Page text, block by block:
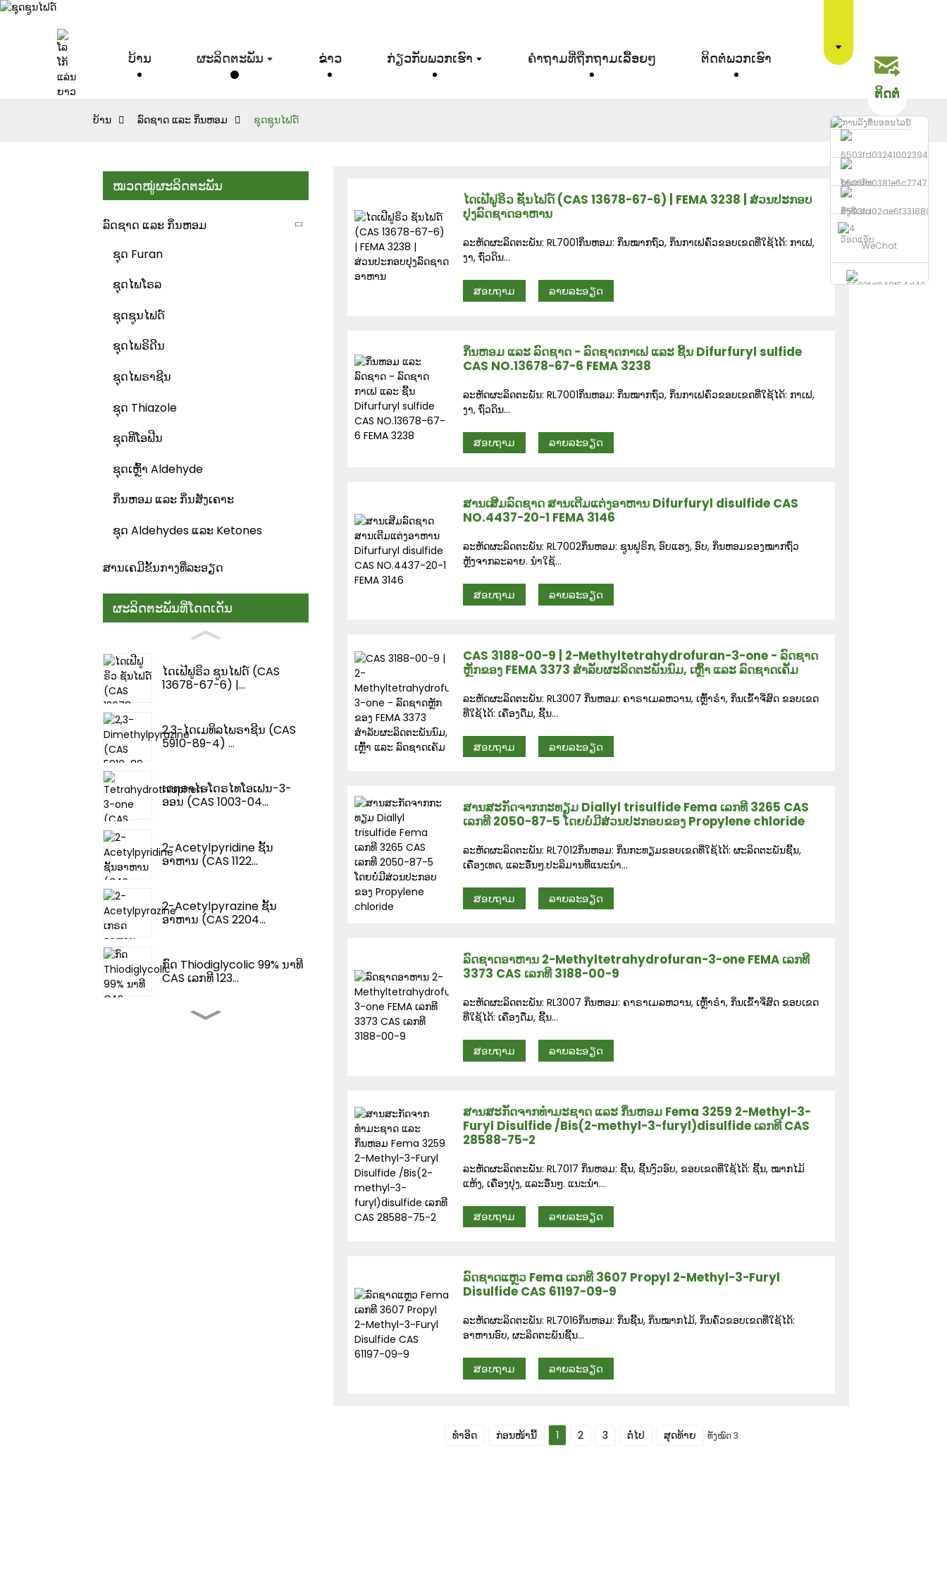
ບ້ານ ຜະລິດຕະພັນ ຂ່າວ ກ່ຽວກັບພວກເຮົາ ຄຳຖາມທີ່ຖືກຖາມເລື້ອຍໆ
ຕິດຕໍ່ພວກເຮົາ
ຕິດຕໍ່
ໂທລະສັບ
ສົ່ງອີເມວ
ວັອດແອັບ
WeChat
ບ້ານ ລົດຊາດ ແລະ ກິ່ນຫອມ ຊຸດຊູນໄຟດ໌
ໝວດໝູ່ຜະລິດຕະພັນ
ລົດຊາດ ແລະ ກິ່ນຫອມ
ຊຸດ Furan
ຊຸດໄພໂຣລ
ຊຸດຊູນໄຟດ໌
ຊຸດໄພຣິດີນ
ຊຸດໄພຣາຊີນ
ຊຸດ Thiazole
ຊຸດທີໂອຟີນ
ຊຸດເຫຼົ້າ Aldehyde
ກິ່ນຫອມ ແລະ ກິ່ນສັງເຄາະ
ຊຸດ Aldehydes ແລະ Ketones
ສານເຄມີຂັ້ນກາງທີ່ລະອຽດ
ຜະລິດຕະພັນທີ່ໂດດເດັ່ນ
ໄດເຟີຟູຣິວ ຊູນໄຟດ໌ (CAS
13678-67-6) |...
2,3-ໄດເມທິລໄພຣາຊີນ (CAS
5910-89-4) ...
ເຕຕຣາໄຮໂດຣໄທໂອເຟນ-3-
ອອນ (CAS 1003-04...
2-Acetylpyridine ຊັ້ນ
ອາຫານ (CAS 1122...
2-Acetylpyrazine ຊັ້ນ
ອາຫານ (CAS 2204...
ກົດ Thiodiglycolic 99% ນາທີ
CAS ເລກທີ 123...
ລົດຊາດ ແລະ ກິ່ນຫອມ -
ໄດເຟີຟູຣິວ ຊັນໄຟດ໌ (CAS 13678-67-6) | FEMA 3238 | ສ່ວນປະກອບ
ປຸງລົດຊາດອາຫານ
ລະຫັດຜະລິດຕະພັນ: RL7001ກິ່ນຫອມ: ກິ່ນໝາກຖົ່ວ, ກິ່ນກາເຟຄົ່ວຂອບເຂດທີ່ໃຊ້ໄດ້: ກາເຟ,
ງາ, ຖົ່ວດິນ...
ສອບຖາມ ລາຍລະອຽດ
ກິ່ນຫອມ ແລະ ລົດຊາດ - ລົດຊາດກາເຟ ແລະ ຊີ້ນ Difurfuryl sulfide
CAS NO.13678-67-6 FEMA 3238
ລະຫັດຜະລິດຕະພັນ: RL7001ກິ່ນຫອມ: ກິ່ນໝາກຖົ່ວ, ກິ່ນກາເຟຄົ່ວຂອບເຂດທີ່ໃຊ້ໄດ້: ກາເຟ,
ງາ, ຖົ່ວດິນ...
ສອບຖາມ ລາຍລະອຽດ
ສານເສີມລົດຊາດ ສານເຕີມແຕ່ງອາຫານ Difurfuryl disulfide CAS
NO.4437-20-1 FEMA 3146
ລະຫັດຜະລິດຕະພັນ: RL7002ກິ່ນຫອມ: ຊູນຟູຣິກ, ອົບແຮງ, ອົບ, ກິ່ນຫອມຂອງໝາກຖົ່ວ
ຫຼັງຈາກລະລາຍ. ນຳໃຊ້...
ສອບຖາມ ລາຍລະອຽດ
CAS 3188-00-9 | 2-Methyltetrahydrofuran-3-one - ລົດຊາດ
ຫຼັກຂອງ FEMA 3373 ສຳລັບຜະລິດຕະພັນນົມ, ເຫຼົ້າ ແລະ ລົດຊາດເຄັມ
ລະຫັດຜະລິດຕະພັນ: RL3007 ກິ່ນຫອມ: ຄາຣາເມລຫວານ, ເຫຼົ້າຣຳ, ກິ່ນເຂົ້າຈີ່ສົດ ຂອບເຂດ
ທີ່ໃຊ້ໄດ້: ເຄື່ອງດື່ມ, ຊີ້ນ...
ສອບຖາມ ລາຍລະອຽດ
ສານສະກັດຈາກກະທຽມ Diallyl trisulfide Fema ເລກທີ 3265 CAS
ເລກທີ 2050-87-5 ໂດຍບໍ່ມີສ່ວນປະກອບຂອງ Propylene chloride
ລະຫັດຜະລິດຕະພັນ: RL7012ກິ່ນຫອມ: ກິ່ນກະທຽມຂອບເຂດທີ່ໃຊ້ໄດ້: ຜະລິດຕະພັນຊີ້ນ,
ເຄື່ອງເທດ, ແລະອື່ນໆ.ປະລິມານທີ່ແນະນຳ...
ສອບຖາມ ລາຍລະອຽດ
ລົດຊາດອາຫານ 2-Methyltetrahydrofuran-3-one FEMA ເລກທີ
3373 CAS ເລກທີ 3188-00-9
ລະຫັດຜະລິດຕະພັນ: RL3007 ກິ່ນຫອມ: ຄາຣາເມລຫວານ, ເຫຼົ້າຣຳ, ກິ່ນເຂົ້າຈີ່ສົດ ຂອບເຂດ
ທີ່ໃຊ້ໄດ້: ເຄື່ອງດື່ມ, ຊີ້ນ...
ສອບຖາມ ລາຍລະອຽດ
ສານສະກັດຈາກທຳມະຊາດ ແລະ ກິ່ນຫອມ Fema 3259 2-Methyl-3-
Furyl Disulfide /Bis(2-methyl-3-furyl)disulfide ເລກທີ CAS
28588-75-2
ລະຫັດຜະລິດຕະພັນ: RL7017 ກິ່ນຫອມ: ຊີ້ນ, ຊີ້ນງົວອົບ, ຂອບເຂດທີ່ໃຊ້ໄດ້: ຊີ້ນ, ໝາກໄມ້
ແຫ້ງ, ເຄື່ອງປຸງ, ແລະອື່ນໆ. ແນະນຳ...
ສອບຖາມ ລາຍລະອຽດ
ລົດຊາດແຫຼວ Fema ເລກທີ 3607 Propyl 2-Methyl-3-Furyl
Disulfide CAS 61197-09-9
ລະຫັດຜະລິດຕະພັນ: RL7016ກິ່ນຫອມ: ກິ່ນຊີ້ນ, ກິ່ນໝາກໄມ້, ກິ່ນຄົ່ວຂອບເຂດທີ່ໃຊ້ໄດ້:
ອາຫານອົບ, ຜະລິດຕະພັນຊີ້ນ...
ສອບຖາມ ລາຍລະອຽດ
ທຳອິດ ກ່ອນໜ້ານີ້ 1 2 3 ຕໍ່ໄປ ສຸດທ້າຍ ທັງໝົດ 3